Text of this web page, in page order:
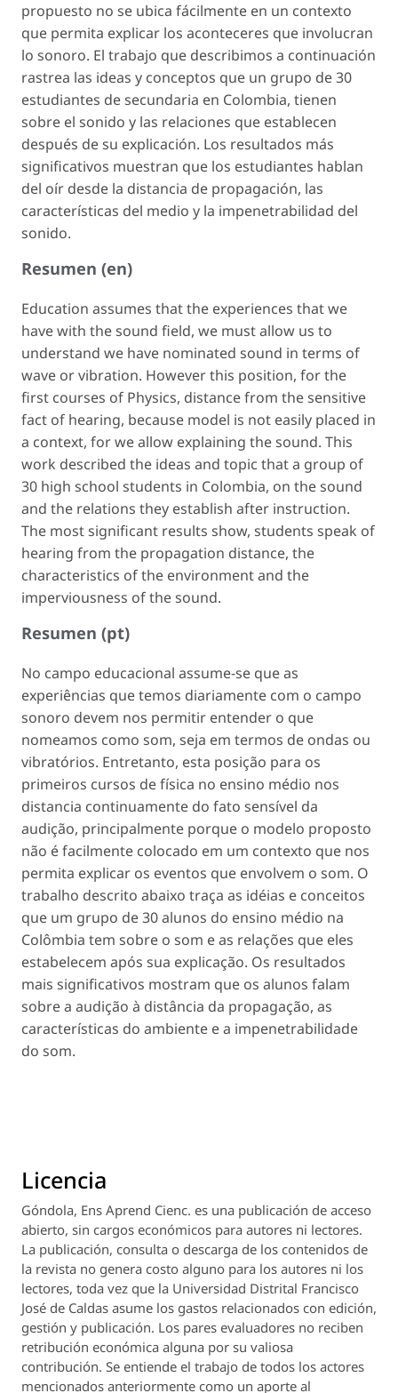
propuesto no se ubica fácilmente en un contexto
que permita explicar los aconteceres que involucran
lo sonoro. El trabajo que describimos a continuación
rastrea las ideas y conceptos que un grupo de 30
estudiantes de secundaria en Colombia, tienen
sobre el sonido y las relaciones que establecen
después de su explicación. Los resultados más
significativos muestran que los estudiantes hablan
del oír desde la distancia de propagación, las
características del medio y la impenetrabilidad del
sonido.
Resumen (en)
Education assumes that the experiences that we
have with the sound field, we must allow us to
understand we have nominated sound in terms of
wave or vibration. However this position, for the
first courses of Physics, distance from the sensitive
fact of hearing, because model is not easily placed in
a context, for we allow explaining the sound. This
work described the ideas and topic that a group of
30 high school students in Colombia, on the sound
and the relations they establish after instruction.
The most significant results show, students speak of
hearing from the propagation distance, the
characteristics of the environment and the
imperviousness of the sound.
Resumen (pt)
No campo educacional assume-se que as
experiências que temos diariamente com o campo
sonoro devem nos permitir entender o que
nomeamos como som, seja em termos de ondas ou
vibratórios. Entretanto, esta posição para os
primeiros cursos de física no ensino médio nos
distancia continuamente do fato sensível da
audição, principalmente porque o modelo proposto
não é facilmente colocado em um contexto que nos
permita explicar os eventos que envolvem o som. O
trabalho descrito abaixo traça as idéias e conceitos
que um grupo de 30 alunos do ensino médio na
Colômbia tem sobre o som e as relações que eles
estabelecem após sua explicação. Os resultados
mais significativos mostram que os alunos falam
sobre a audição à distância da propagação, as
características do ambiente e a impenetrabilidade
do som.
Licencia
Góndola, Ens Aprend Cienc. es una publicación de acceso
abierto, sin cargos económicos para autores ni lectores.
La publicación, consulta o descarga de los contenidos de
la revista no genera costo alguno para los autores ni los
lectores, toda vez que la Universidad Distrital Francisco
José de Caldas asume los gastos relacionados con edición,
gestión y publicación. Los pares evaluadores no reciben
retribución económica alguna por su valiosa
contribución. Se entiende el trabajo de todos los actores
mencionados anteriormente como un aporte al